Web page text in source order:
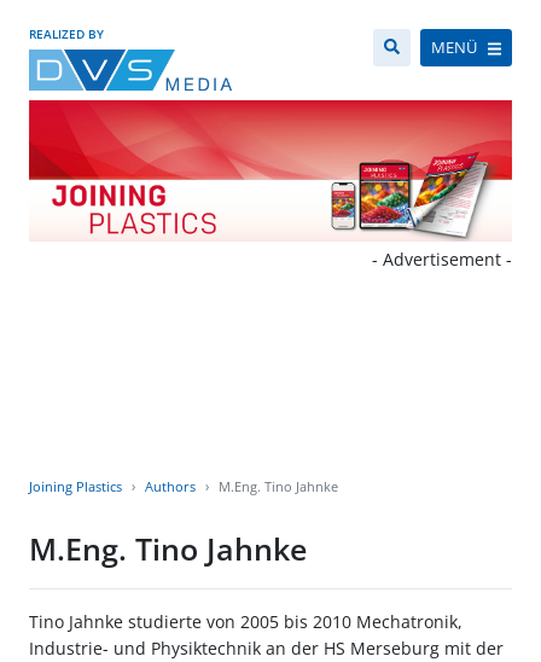
REALIZED BY
MENÜ
- Advertisement -
Joining Plastics Authors M.Eng. Tino Jahnke
M.Eng. Tino Jahnke
Tino Jahnke studierte von 2005 bis 2010 Mechatronik,
Industrie- und Physiktechnik an der HS Merseburg mit der